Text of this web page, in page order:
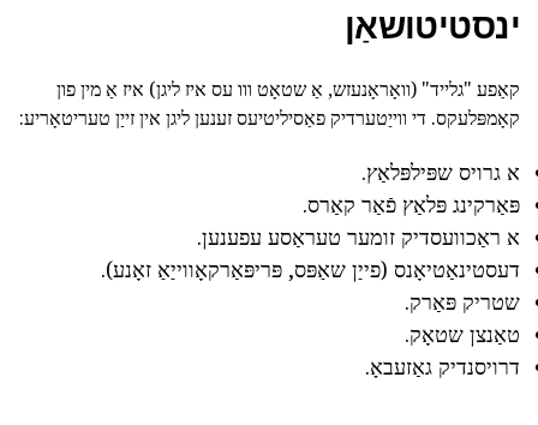
ינסטיטושאַן
קאַפע "גלייד" (וואָראָנעזש, אַ שטאָט ווו עס איז ליגן) איז אַ מין פון
קאָמפּלעקס. די ווייַטערדיק פאַסיליטיעס זענען ליגן אין זייַן טעריטאָריע:
א גרויס שפּילפּלאַץ.
פּאַרקינג פּלאַץ פֿאַר קאַרס.
א ראַכוועסדיק זומער טעראַסע עפענען.
דעסטינאַטיאָנס (פייַן שאַפּס, פּריפּאַרקאָווייַאַ זאָנע).
שטריק פּאַרק.
טאַנצן שטאָק.
דרויסנדיק גאַזעבאָ.